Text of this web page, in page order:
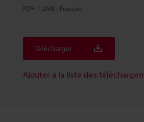
PDF: 1.2MB / Français
Télécharger
Ajouter à la liste des